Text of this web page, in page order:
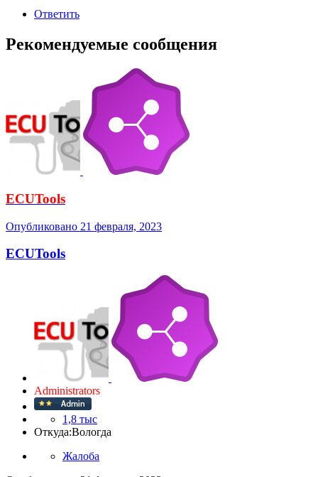
Ответить
Рекомендуемые сообщения
ECUTools
Опубликовано 21 февраля, 2023
ECUTools
Administrators
1,8 тыс
Откуда:Вологда
Жалоба